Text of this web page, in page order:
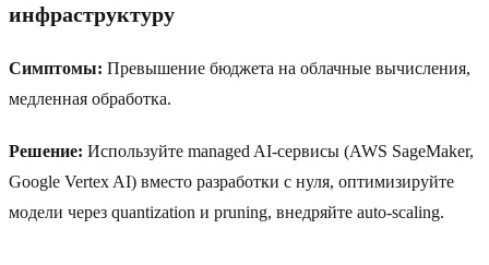
инфраструктуру
Симптомы: Превышение бюджета на облачные вычисления,
медленная обработка.
Решение: Используйте managed AI-сервисы (AWS SageMaker,
Google Vertex AI) вместо разработки с нуля, оптимизируйте
модели через quantization и pruning, внедряйте auto-scaling.